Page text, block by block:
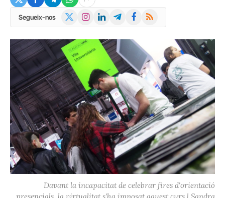
Segueix-nos InstagramLinkedInTelegramFacebook
RSS
Davant la incapacitat de celebrar fires d'orientació